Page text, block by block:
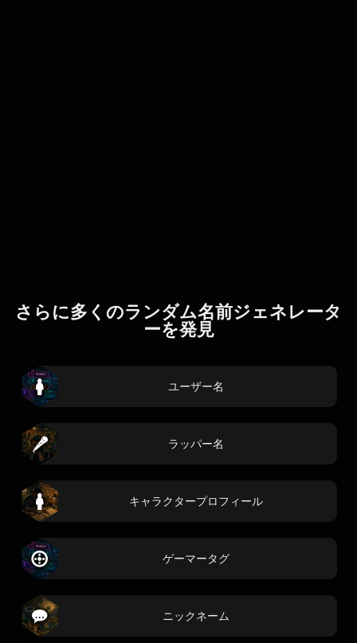
さらに多くのランダム名前ジェネレータ
ーを発見
ユーザー名
ラッパー名
キャラクタープロフィール
ゲーマータグ
ニックネーム